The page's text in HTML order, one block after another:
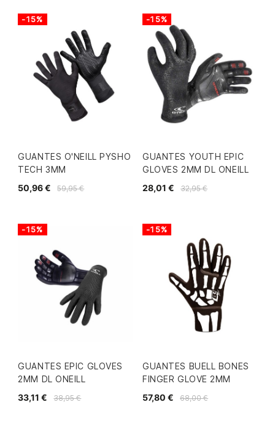
GUANTES O'NEILL PYSHO
TECH 3MM
59,95 €
50,96 €
-15%
GUANTES YOUTH EPIC
GLOVES 2MM DL ONEILL
32,95 €
28,01 €
-15%
GUANTES EPIC GLOVES
2MM DL ONEILL
38,95 €
33,11 €
-15%
GUANTES BUELL BONES
FINGER GLOVE 2MM
68,00 €
57,80 €
-15%